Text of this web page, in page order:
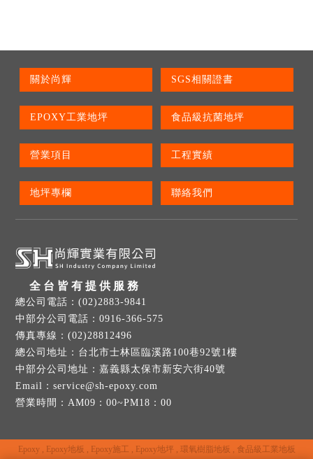
關於尚輝 SGS相關證書
EPOXY工業地坪 食品級抗菌地坪
營業項目 工程實績
地坪專欄 聯絡我們
全台皆有提供服務
(02)2883-9841
0916-366-575
(02)28812496
台北市士林區臨溪路100巷92號1樓
嘉義縣太保市新安六街40號
service@sh-epoxy.com
營業時間：AM09：00~PM18：00
Epoxy Epoxy地板 Epoxy施工 Epoxy地坪 環氧樹脂地板 食品級工業地板